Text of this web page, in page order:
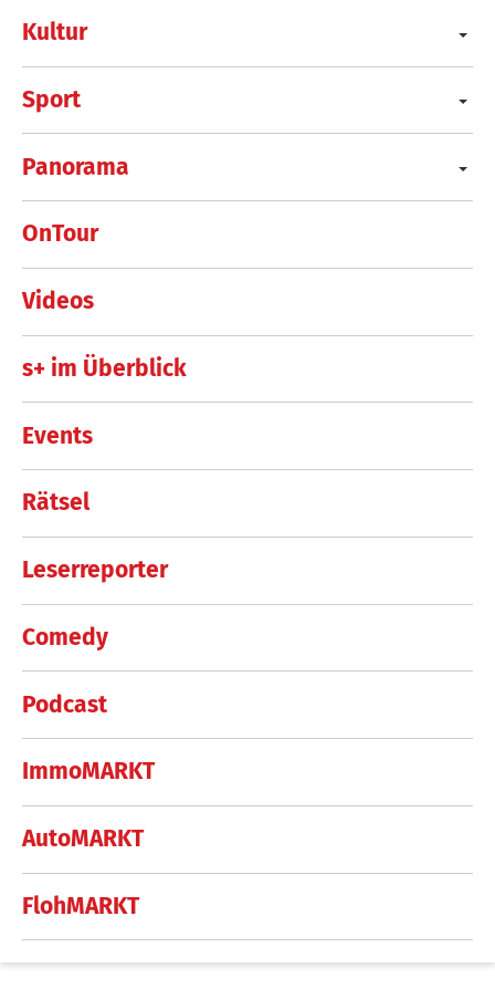
Kultur
Sport
Panorama
OnTour
Videos
s+ im Überblick
Events
Rätsel
Leserreporter
Comedy
Podcast
ImmoMARKT
AutoMARKT
FlohMARKT